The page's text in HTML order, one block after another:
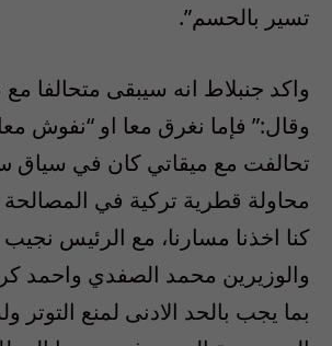
تسير بالحسم”.
واكد جنبلاط انه سيبقى متحالفا
وقال:” فإما نغرق معا او “نفوش
تحالفت مع ميقاتي كان في
محاولة قطرية تركية في
كنا اخذنا مسارنا، مع الرئيس
والوزيرين محمد الصفدي واحمد
بما يجب بالحد الادنى لمنع التوتر